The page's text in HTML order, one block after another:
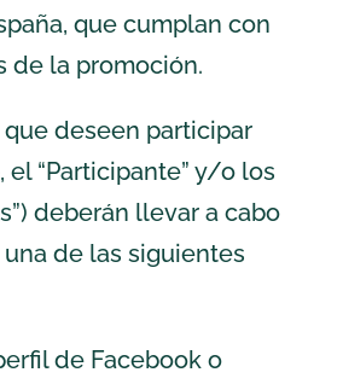
que cumplan con
de la promoción.
deseen participar
el “Participante” y/o los
deberán llevar a cabo
de las siguientes
de Facebook o